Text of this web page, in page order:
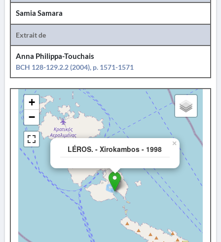
Samia Samara
Extrait de
Anna Philippa-Touchais
BCH 128-129.2.2 (2004), p. 1571-1571
LÉROS. - Xirokambos - 1998
×
+
−